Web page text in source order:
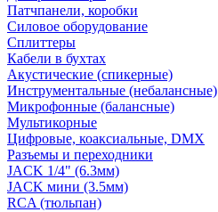
Патчпанели, коробки
Силовое оборудование
Сплиттеры
Кабели в бухтах
Акустические (спикерные)
Инструментальные (небалансные)
Микрофонные (балансные)
Мультикорные
Цифровые, коаксиальные, DMX
Разъемы и переходники
JACK 1/4" (6.3мм)
JACK мини (3.5мм)
RCA (тюльпан)